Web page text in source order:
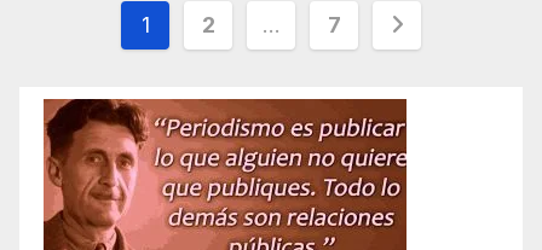
Paginación
entradas
1 2 … 7